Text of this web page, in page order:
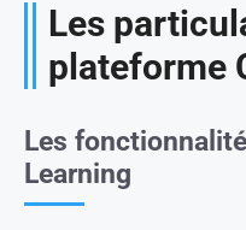
Les
plateforme
Les
Learning